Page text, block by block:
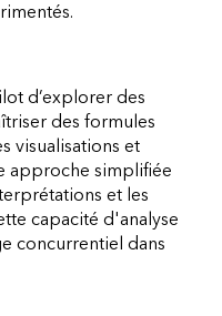
d’explorer des
des formules
visualisations et
approche simplifiée
et les
capacité d'analyse
concurrentiel dans